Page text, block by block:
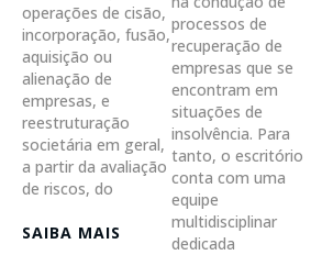
operações de cisão,
incorporação, fusão,
aquisição ou
alienação de
empresas, e
reestruturação
societária em geral,
a partir da avaliação
de riscos, do
SAIBA MAIS
processos de
recuperação de
empresas que se
encontram em
situações de
insolvência. Para
tanto, o escritório
conta com uma
equipe
multidisciplinar
dedicada